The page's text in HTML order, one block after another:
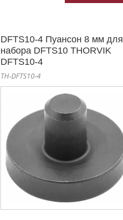
DFTS10-4 Пуансон 8 мм для
набора DFTS10 THORVIK
DFTS10-4
TH-DFTS10-4